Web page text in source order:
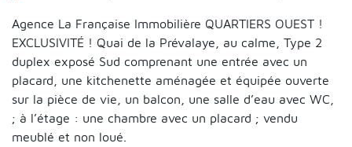
Agence La Française Immobilière QUARTIERS OUEST !
EXCLUSIVITÉ ! Quai de la Prévalaye, au calme, Type 2
duplex exposé Sud comprenant une entrée avec un
placard, une kitchenette aménagée et équipée ouverte
sur la pièce de vie, un balcon, une salle d’eau avec WC,
; à l’étage : une chambre avec un placard ; vendu
meublé et non loué.